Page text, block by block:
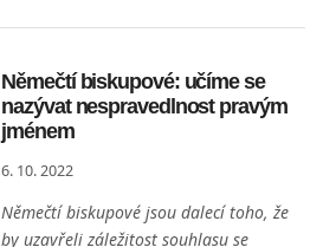
Němečtí biskupové: učíme se
nazývat nespravedlnost pravým
jménem
6. 10. 2022
Němečtí biskupové jsou dalecí toho, že
by uzavřeli záležitost souhlasu se